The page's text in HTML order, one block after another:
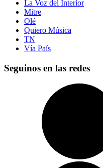
La Voz del Interior
Mitre
Olé
Quiero Música
TN
Vía País
Seguinos en las redes